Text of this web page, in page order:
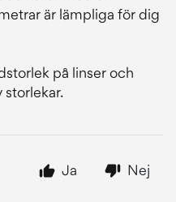
är lämpliga för dig
på linser och
storlekar.
Ja Nej